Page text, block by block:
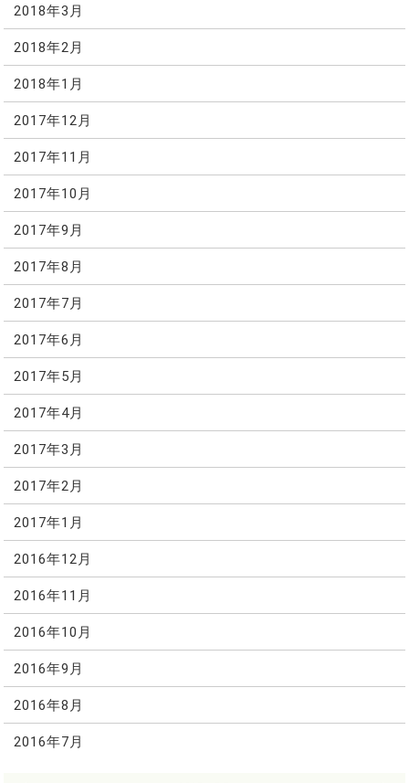
2018年3月
2018年2月
2018年1月
2017年12月
2017年11月
2017年10月
2017年9月
2017年8月
2017年7月
2017年6月
2017年5月
2017年4月
2017年3月
2017年2月
2017年1月
2016年12月
2016年11月
2016年10月
2016年9月
2016年8月
2016年7月